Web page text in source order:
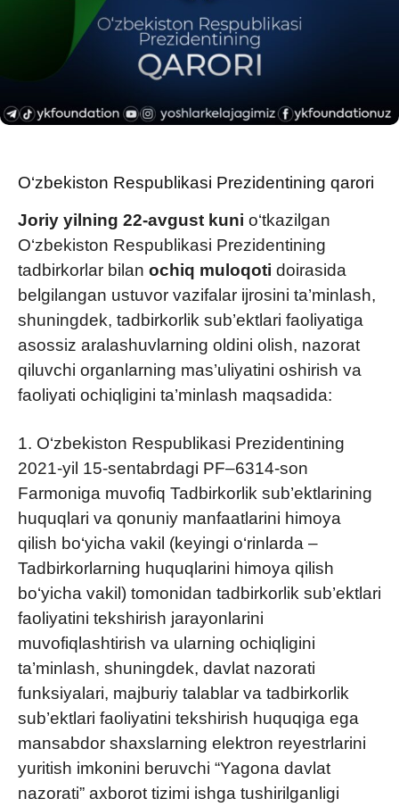
O‘zbekiston Respublikasi Prezidentining qarori
Joriy yilning 22-avgust kuni o‘tkazilgan
O‘zbekiston Respublikasi Prezidentining
tadbirkorlar bilan ochiq muloqoti doirasida
belgilangan ustuvor vazifalar ijrosini ta’minlash,
shuningdek, tadbirkorlik sub’ektlari faoliyatiga
asossiz aralashuvlarning oldini olish, nazorat
qiluvchi organlarning mas’uliyatini oshirish va
faoliyati ochiqligini ta’minlash maqsadida:
1. O‘zbekiston Respublikasi Prezidentining
2021-yil 15-sentabrdagi PF–6314-son
Farmoniga muvofiq Tadbirkorlik sub’ektlarining
huquqlari va qonuniy manfaatlarini himoya
qilish bo‘yicha vakil (keyingi o‘rinlarda –
Tadbirkorlarning huquqlarini himoya qilish
bo‘yicha vakil) tomonidan tadbirkorlik sub’ektlari
faoliyatini tekshirish jarayonlarini
muvofiqlashtirish va ularning ochiqligini
ta’minlash, shuningdek, davlat nazorati
funksiyalari, majburiy talablar va tadbirkorlik
sub’ektlari faoliyatini tekshirish huquqiga ega
mansabdor shaxslarning elektron reyestrlarini
yuritish imkonini beruvchi “Yagona davlat
nazorati” axborot tizimi ishga tushirilganligi